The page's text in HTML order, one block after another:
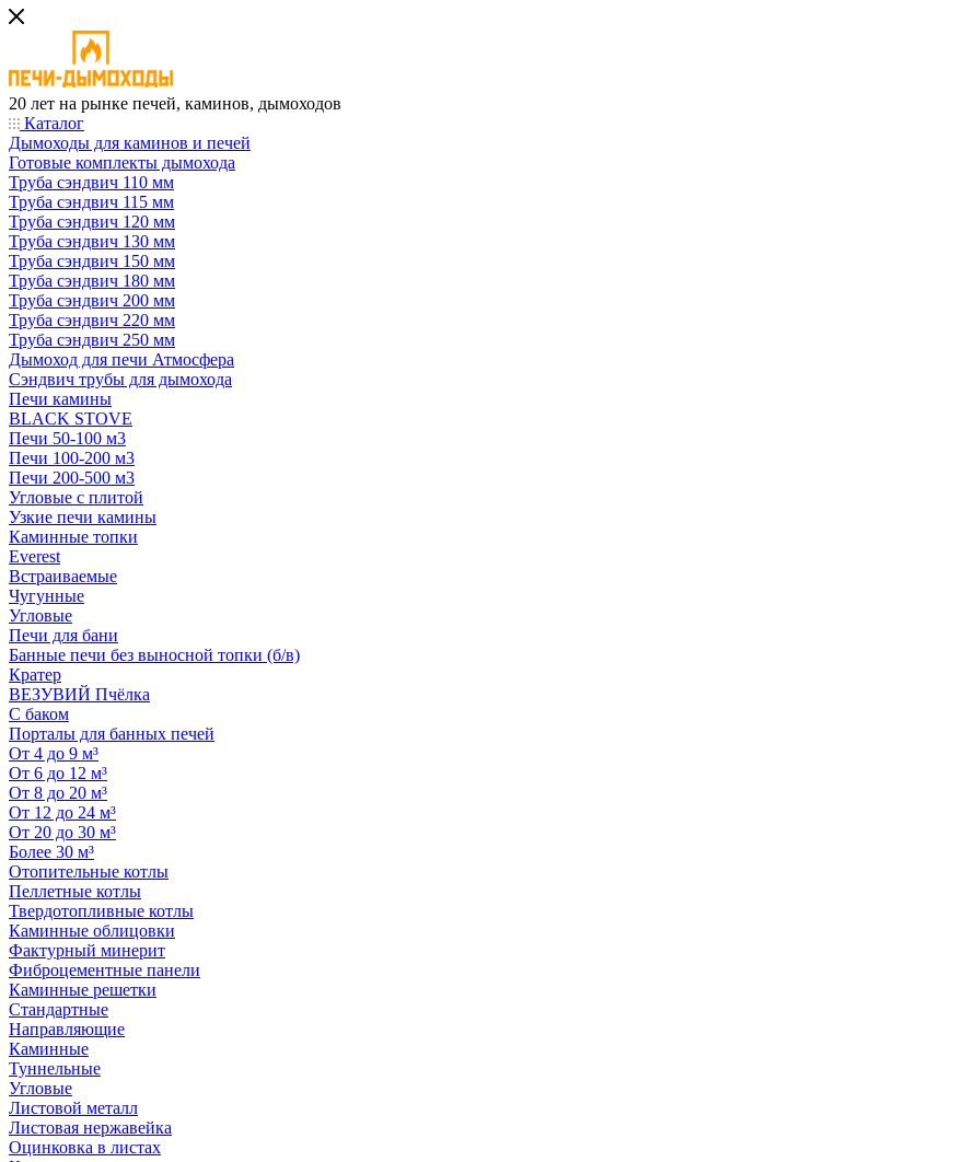
20 лет на рынке печей, каминов, дымоходов
Каталог
Дымоходы для каминов и печей
Готовые комплекты дымохода
Труба сэндвич 110 мм
Труба сэндвич 115 мм
Труба сэндвич 120 мм
Труба сэндвич 130 мм
Труба сэндвич 150 мм
Труба сэндвич 180 мм
Труба сэндвич 200 мм
Труба сэндвич 220 мм
Труба сэндвич 250 мм
Дымоход для печи Атмосфера
Сэндвич трубы для дымохода
Печи камины
BLACK STOVE
Печи 50-100 м3
Печи 100-200 м3
Печи 200-500 м3
Угловые с плитой
Узкие печи камины
Каминные топки
Everest
Встраиваемые
Чугунные
Угловые
Печи для бани
Банные печи без выносной топки (б/в)
Кратер
ВЕЗУВИЙ Пчёлка
С баком
Порталы для банных печей
От 4 до 9 м³
От 6 до 12 м³
От 8 до 20 м³
От 12 до 24 м³
От 20 до 30 м³
Более 30 м³
Отопительные котлы
Пеллетные котлы
Твердотопливные котлы
Каминные облицовки
Фактурный минерит
Фиброцементные панели
Каминные решетки
Стандартные
Направляющие
Каминные
Туннельные
Угловые
Листовой металл
Листовая нержавейка
Оцинковка в листах